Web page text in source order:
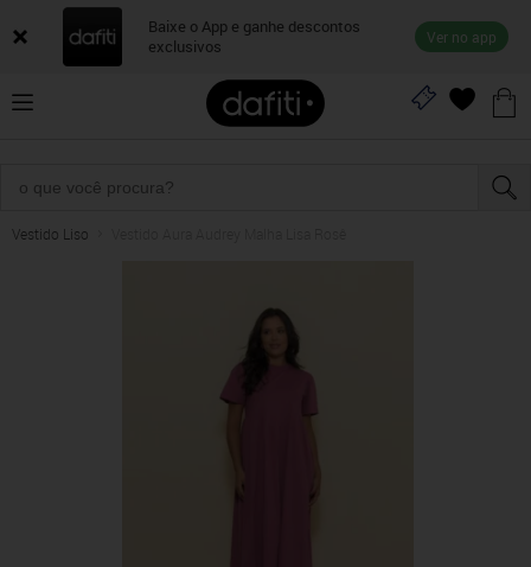
Baixe o App e ganhe descontos
exclusivos
Ver no app
Vestido Liso